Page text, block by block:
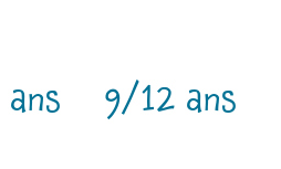
9/12 ans